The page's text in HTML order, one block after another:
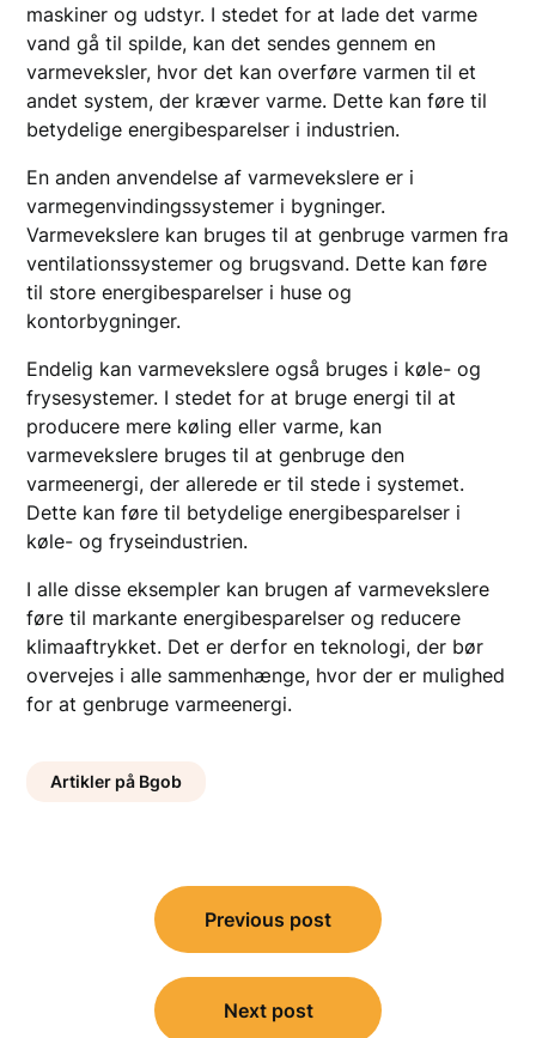
maskiner og udstyr. I stedet for at lade det varme
vand gå til spilde, kan det sendes gennem en
varmeveksler, hvor det kan overføre varmen til et
andet system, der kræver varme. Dette kan føre til
betydelige energibesparelser i industrien.
En anden anvendelse af varmevekslere er i
varmegenvindingssystemer i bygninger.
Varmevekslere kan bruges til at genbruge varmen fra
ventilationssystemer og brugsvand. Dette kan føre
til store energibesparelser i huse og
kontorbygninger.
Endelig kan varmevekslere også bruges i køle- og
frysesystemer. I stedet for at bruge energi til at
producere mere køling eller varme, kan
varmevekslere bruges til at genbruge den
varmeenergi, der allerede er til stede i systemet.
Dette kan føre til betydelige energibesparelser i
køle- og fryseindustrien.
I alle disse eksempler kan brugen af varmevekslere
føre til markante energibesparelser og reducere
klimaaftrykket. Det er derfor en teknologi, der bør
overvejes i alle sammenhænge, hvor der er mulighed
for at genbruge varmeenergi.
Artikler på Bgob
Indlægsnavigation
Previous post
Next post